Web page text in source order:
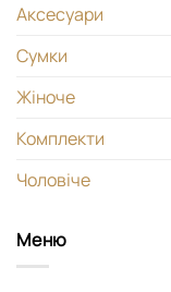
Аксесуари
Сумки
Жіноче
Комплекти
Чоловіче
Меню